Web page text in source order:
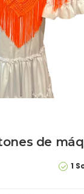
de
1